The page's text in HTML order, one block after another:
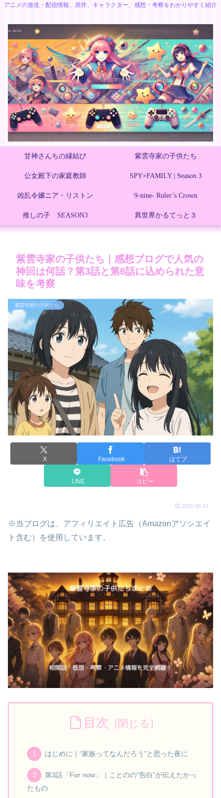
アニメの放送・配信情報、原作、キャラクター、感想・考察をわかりやすく紹介
甘神さんちの縁結び 紫雲寺家の子供たち
公女殿下の家庭教師 SPY×FAMILY | Season 3
凶乱令嬢ニア・リストン 9-nine- Ruler’s Crown
推しの子 SEASON3 異世界かるてっと３
紫雲寺家の子供たち｜感想ブログで人気の
神回は何話？第3話と第6話に込められた意
味を考察
紫雲寺家の子供たち
X Facebook はてブ
LINE コピー
2025.05.24
※当ブログは、アフィリエイト広告（Amazonアソシエイ
ト含む）を使用しています。
目次
はじめに｜“家族ってなんだろう”と思った夜に
第3話「For now」｜ことのの“告白”が伝えたかっ
たもの